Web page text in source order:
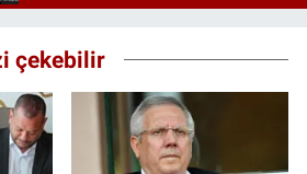
çekebilir